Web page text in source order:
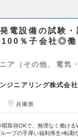
発電設備の試験
％子会社◎働
ア（その他、電気
ジニアリング株式会
兵庫県
取得OKで、無理なく働ける
ープの手厚い福利厚生×転勤